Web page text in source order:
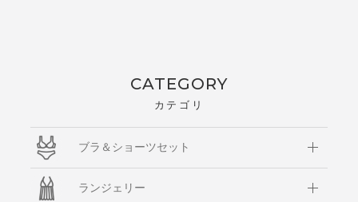
CATEGORY
カテゴリ
ブラ＆ショーツセット
ランジェリー